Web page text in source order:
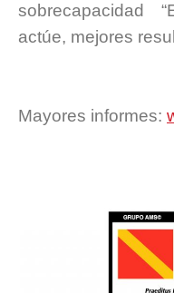
sobrecapacidad
actúe, mejores
Mayores informes: